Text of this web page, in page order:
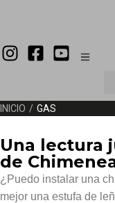
INICIO / GAS
Una lectura
de
¿Puedo instalar una
mejor una estufa de